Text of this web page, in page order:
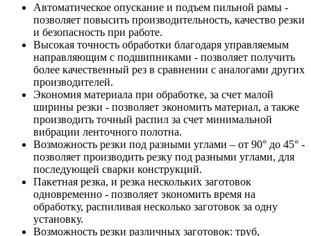
Автоматическое опускание и подъем пильной рамы -
позволяет повысить производительность, качество резки
и безопасность при работе.
Высокая точность обработки благодаря управляемым
направляющим с подшипниками - позволяет получить
более качественный рез в сравнении с аналогами других
производителей.
Экономия материала при обработке, за счет малой
ширины резки - позволяет экономить материал, а также
производить точный распил за счет минимальной
вибрации ленточного полотна.
Возможность резки под разными углами – от 90° до 45° -
позволяет производить резку под разными углами, для
последующей сварки конструкций.
Пакетная резка, и резка нескольких заготовок
одновременно - позволяет экономить время на
обработку, распиливая несколько заготовок за одну
установку.
Возможность резки различных заготовок: труб,